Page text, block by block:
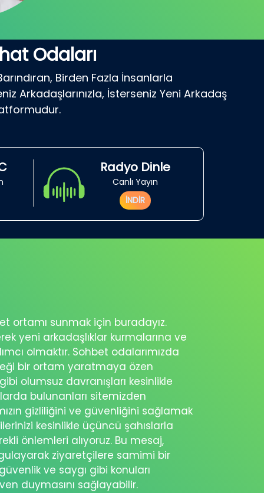
Odaları
Birden Fazla İnsanlarla
Arkadaşlarınızla, İsterseniz Yeni Arkadaş
Radyo Dinle
Canlı Yayın
İNDİR
ortamı sunmak için buradayız.
yeni arkadaşlıklar kurmalarına ve
olmaktır. Sohbet odalarımızda
bir ortam yaratmaya özen
olumsuz davranışları kesinlikle
bulunanları sitemizden
gizliliğini ve güvenliğini sağlamak
kesinlikle üçüncü şahıslarla
önlemleri alıyoruz. Bu mesaj,
ziyaretçilere samimi bir
ve saygı gibi konuları
duymasını sağlayabilir.